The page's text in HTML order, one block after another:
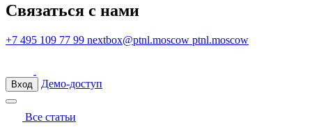
Связаться с нами
+7 495 109 77 99 nextbox@ptnl.moscow ptnl.moscow
Вход Демо-доступ
Все статьи